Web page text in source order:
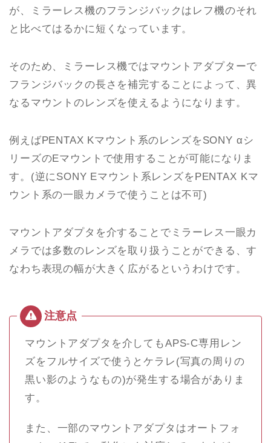
が、ミラーレス機のフランジバックはレフ機のそれ
と比べてはるかに短くなっています。
そのため、ミラーレス機ではマウントアダプターで
フランジバックの長さを補完することによって、異
なるマウントのレンズを使えるようになります。
例えばPENTAX Kマウント系のレンズをSONY αシ
リーズのEマウントで使用することが可能になりま
す。(逆にSONY Eマウント系レンズをPENTAX Kマ
ウント系の一眼カメラで使うことは不可)
マウントアダプタを介することでミラーレス一眼カ
メラでは多数のレンズを取り扱うことができる、す
なわち表現の幅が大きく広がるというわけです。
マウントアダプタを介してもAPS-C専用レン
ズをフルサイズで使うとケラレ(写真の周りの
黒い影のようなもの)が発生する場合がありま
す。
また、一部のマウントアダプタはオートフォ